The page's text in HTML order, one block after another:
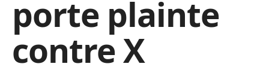
porte plainte
contre X